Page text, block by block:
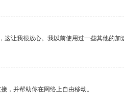
让我很放心。我以前使用过一些其他的加
，并帮助你在网络上自由移动。